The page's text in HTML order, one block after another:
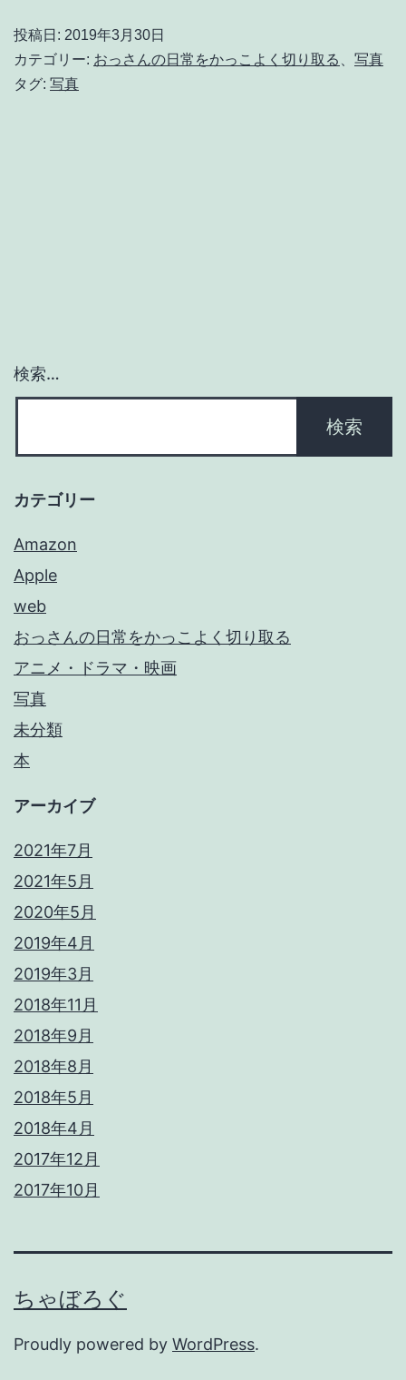
投稿日: 2019年3月30日
カテゴリー: おっさんの日常をかっこよく切り取る
写真
タグ: 写真
検索…
カテゴリー
Amazon
Apple
web
おっさんの日常をかっこよく切り取る
アニメ・ドラマ・映画
写真
未分類
本
アーカイブ
2021年7月
2021年5月
2020年5月
2019年4月
2019年3月
2018年11月
2018年9月
2018年8月
2018年5月
2018年4月
2017年12月
2017年10月
ちゃぼろぐ
Proudly powered by WordPress.